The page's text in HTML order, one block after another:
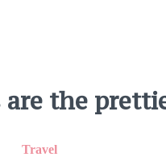
are the
Travel